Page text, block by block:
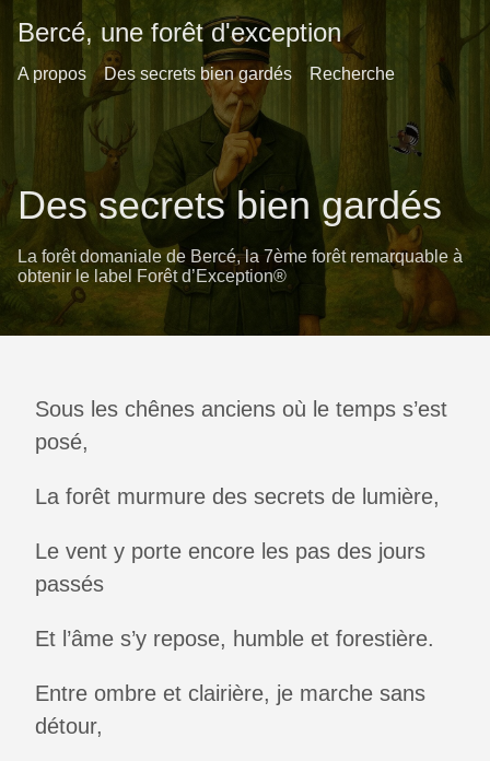
Bercé, une forêt d'exception
A propos Des secrets bien gardés Recherche
Des secrets bien gardés
La forêt domaniale de Bercé, la 7ème forêt remarquable à
obtenir le label Forêt d’Exception®
Sous les chênes anciens où le temps s’est
posé,
La forêt murmure des secrets de lumière,
Le vent y porte encore les pas des jours
passés
Et l’âme s’y repose, humble et forestière.
Entre ombre et clairière, je marche sans
détour,